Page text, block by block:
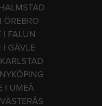
ÖREBRO
I FALUN
I GÄVLE
I UMEÅ